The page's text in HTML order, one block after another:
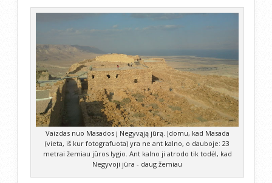
Vaizdas nuo Masados į Negyvąją jūrą. Įdomu, kad Masada
(vieta, iš kur fotografuota) yra ne ant kalno, o dauboje: 23
metrai žemiau jūros lygio. Ant kalno ji atrodo tik todėl, kad
Negyvoji jūra - daug žemiau